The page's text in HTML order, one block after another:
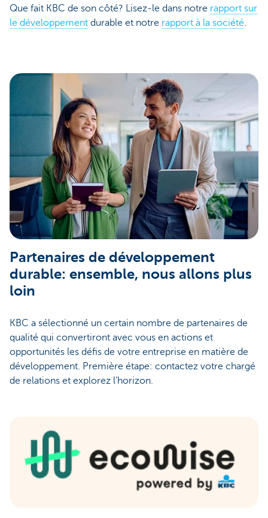
Que fait KBC de son côté? Lisez-le dans notre rapport sur
le développement durable et notre rapport à la société.
Partenaires de développement
durable: ensemble, nous allons plus
loin
KBC a sélectionné un certain nombre de partenaires de
qualité qui convertiront avec vous en actions et
opportunités les défis de votre entreprise en matière de
développement. Première étape: contactez votre chargé
de relations et explorez l’horizon.